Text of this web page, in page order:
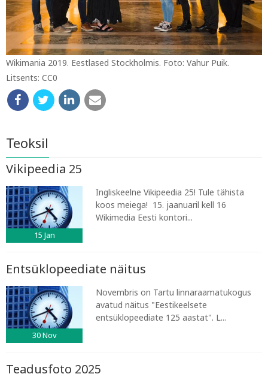
Wikimania 2019. Eestlased Stockholmis. Foto: Vahur Puik.
Litsents: CC0
Teoksil
Vikipeedia 25
15 Jan
Ingliskeelne Vikipeedia 25! Tule tähista
koos meiega! 15. jaanuaril kell 16
Wikimedia Eesti kontori...
Entsüklopeediate näitus
30Nov
Novembris on Tartu linnaraamatukogus
avatud näitus "Eestikeelsete
entsüklopeediate 125 aastat". L...
Teadusfoto 2025